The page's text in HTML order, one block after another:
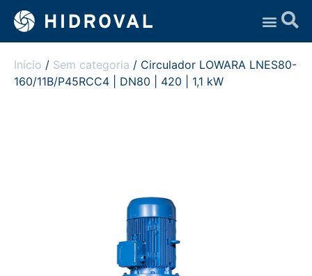
Início / Sem categoria / Circulador LOWARA LNES80-
160/11B/P45RCC4 | DN80 | 420 | 1,1 kW